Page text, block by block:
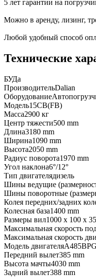
5 лет гарантии на
Можно в аренду, лизинг,
Любой удобный способ
Технические
БУДа
ПроизводительDalian
Оборудование
Модель15CB(FB)
Масса2900 кг
Центр тяжести500 mm
Длина3180 mm
Ширина1090 mm
Высота2050 mm
Радиус поворота1970 mm
Угол наклона6°/12°
Тип двигателядизель
Шины ведущие
Шины поворотные
Колея передних/задних
Колесная база1400 mm
Размеры вил1000 x 100 x
Максимальная скорость
Максимальная скорость
Модель двигателяA485BPG
Передний вылет385 mm
Высота мачты4030 mm
Задний вылет388 mm